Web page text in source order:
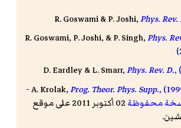
R. Goswami & P. Joshi,Phys. Rev.
R. Goswami, P. Joshi, & P. Singh,Phys.
D. Eardley & L. Smarr,Phys. Rev. D.,
A. Krolak,Prog. Theor. Phys. Supp.,
-
محفوظة
02 أكتوبر 2011 على موقع